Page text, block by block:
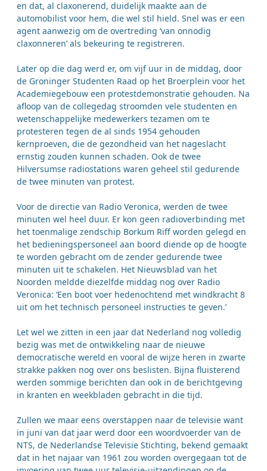
en dat, al claxonerend, duidelijk maakte aan de
automobilist voor hem, die wel stil hield. Snel was er een
agent aanwezig om de overtreding ‘van onnodig
claxonneren’ als bekeuring te registreren.
Later op die dag werd er, om vijf uur in de middag, door
de Groninger Studenten Raad op het Broerplein voor het
Academiegebouw een protestdemonstratie gehouden. Na
afloop van de collegedag stroomden vele studenten en
wetenschappelijke medewerkers tezamen om te
protesteren tegen de al sinds 1954 gehouden
kernproeven, die de gezondheid van het nageslacht
ernstig zouden kunnen schaden. Ook de twee
Hilversumse radiostations waren geheel stil gedurende
de twee minuten van protest.
Voor de directie van Radio Veronica, werden de twee
minuten wel heel duur. Er kon geen radioverbinding met
het toenmalige zendschip Borkum Riff worden gelegd en
het bedieningspersoneel aan boord diende op de hoogte
te worden gebracht om de zender gedurende twee
minuten uit te schakelen. Het Nieuwsblad van het
Noorden meldde diezelfde middag nog over Radio
Veronica: ‘Een boot voer hedenochtend met windkracht 8
uit om het technisch personeel instructies te geven.’
Let wel we zitten in een jaar dat Nederland nog volledig
bezig was met de ontwikkeling naar de nieuwe
democratische wereld en vooral de wijze heren in zwarte
strakke pakken nog over ons beslisten. Bijna fluisterend
werden sommige berichten dan ook in de berichtgeving
in kranten en weekbladen gebracht in die tijd.
Zullen we maar eens overstappen naar de televisie want
in juni van dat jaar werd door een woordvoerder van de
NTS, de Nederlandse Televisie Stichting, bekend gemaakt
dat in het najaar van 1961 zou worden overgegaan tot de